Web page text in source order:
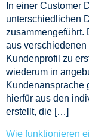
In einer Customer
unterschiedlichen
zusammengeführt.
aus
Kundenprofil zu
wiederum in
Kundenansprache
hierfür aus den
erstellt, die […]
Wie funktionieren